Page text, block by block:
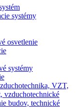
systémy
osvetlenie
systémy
VZT,
vzduchotechnické
budov, technické